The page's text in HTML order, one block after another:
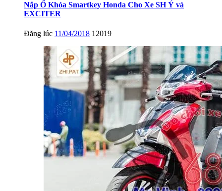
Nắp Ổ Khóa Smartkey Honda Cho Xe SH Ý và
EXCITER
Đăng lúc 11/04/2018 12019